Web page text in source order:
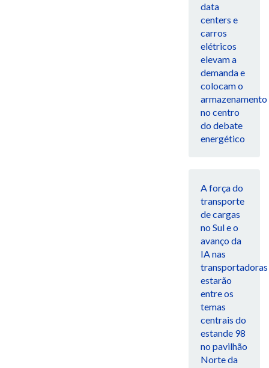
data
centers e
carros
elétricos
elevam a
demanda e
colocam o
armazenamento
no centro
do debate
energético
A força do
transporte
de cargas
no Sul e o
avanço da
IA nas
transportadoras
estarão
entre os
temas
centrais do
estande 98
no pavilhão
Norte da